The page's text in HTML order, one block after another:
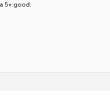
5+:good: